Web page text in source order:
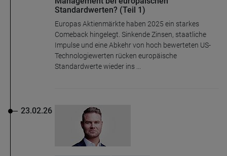
Standardwerten? (Teil 1)
Europas Aktienmärkte haben 2025 ein starkes
Comeback hingelegt. Sinkende Zinsen, staatliche
Impulse und eine Abkehr von hoch bewerteten US-
Technologiewerten rücken europäische
Standardwerte wieder ins ...
23.02.26